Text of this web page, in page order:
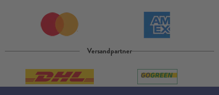
Versandpartner